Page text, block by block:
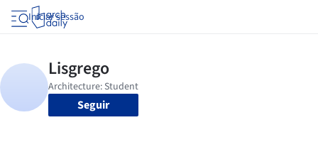
Iniciar sessão
Seguir